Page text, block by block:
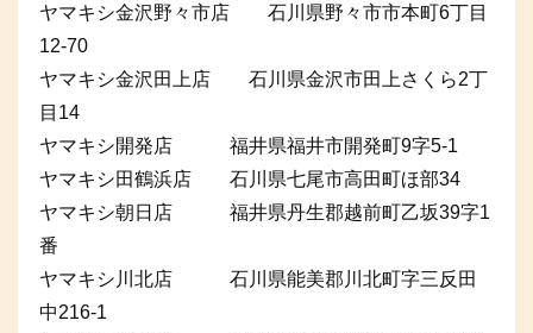
ヤマキシ金沢野々市店 石川県野々市市本町6丁目
12-70
ヤマキシ金沢田上店 石川県金沢市田上さくら2丁
目14
ヤマキシ開発店 福井県福井市開発町9字5-1
ヤマキシ田鶴浜店 石川県七尾市高田町ほ部34
ヤマキシ朝日店 福井県丹生郡越前町乙坂39字1
番
ヤマキシ川北店 石川県能美郡川北町字三反田
中216-1